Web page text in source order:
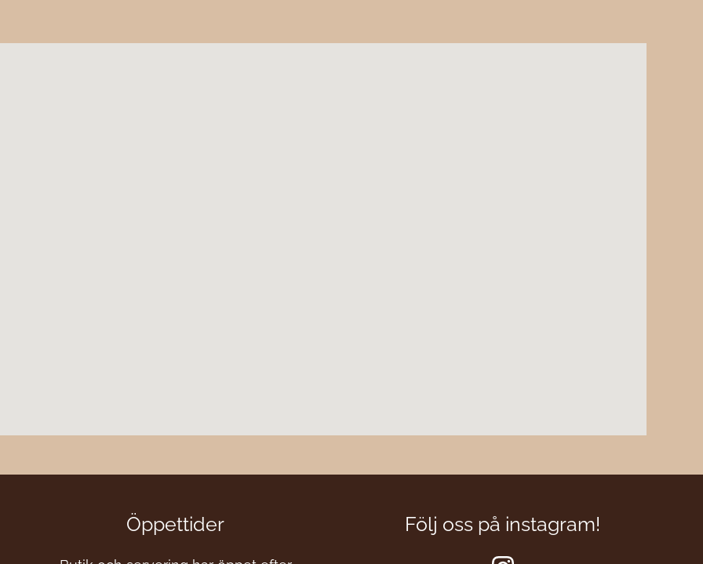
Öppettider Följ oss på instagram!